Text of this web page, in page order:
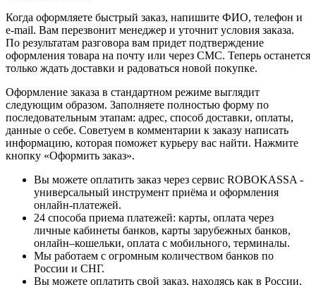
Когда оформляете быстрый заказ, напишите ФИО, телефон и
e-mail. Вам перезвонит менеджер и уточнит условия заказа.
По результатам разговора вам придет подтверждение
оформления товара на почту или через СМС. Теперь останется
только ждать доставки и радоваться новой покупке.
Оформление заказа в стандартном режиме выглядит
следующим образом. Заполняете полностью форму по
последовательным этапам: адрес, способ доставки, оплаты,
данные о себе. Советуем в комментарии к заказу написать
информацию, которая поможет курьеру вас найти. Нажмите
кнопку «Оформить заказ».
Вы можете оплатить заказ через сервис ROBOKASSA -
универсальный инструмент приёма и оформления
онлайн-платежей.
24 способа приема платежей: карты, оплата через
личные кабинеты банков, карты зарубежных банков,
онлайн–кошельки, оплата с мобильного, терминалы.
Мы работаем с огромным количеством банков по
России и СНГ.
Вы можете оплатить свой заказ, находясь как в России,